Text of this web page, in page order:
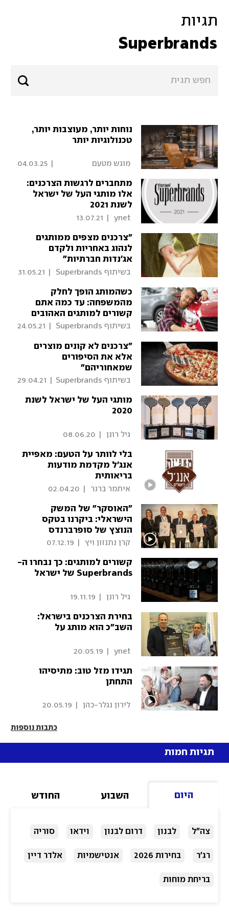
תגיות
Superbrands
נוחות יותר, מעוצבות יותר,
טכנולוגיות יותר
04.03.25
מתחברים לרגשות הצרכנים:
אלו מותגי העל של ישראל
לשנת 2021
13.07.21
"צרכנים מצפים ממותגים
לנהוג באחריות ולקדם
אג'נדות חברתיות"
בשיתוף Superbrands 31.05.21
כשהמותג הופך לחלק
מהמשפחה: עד כמה אתם
קשורים למותגים האהובים
עליכם?
בשיתוף Superbrands 24.05.21
"צרכנים לא קונים מוצרים
אלא את הסיפורים
שמאחוריהם"
בשיתוף Superbrands 29.04.21
מותגי העל של ישראל לשנת
2020
גיל רונן 08.06.20
בלי לוותר על הטעם: מאפיית
אנג'ל מקדמת מודעות
בריאותית
איתמר ברנר 02.04.20
"האוסקר" של המשק
הישראלי: ביקרנו בטקס
הנוצץ של סופרברנדס
קרן נתנזון ויץ 07.12.19
קשורים למותגים: כך נבחרו ה-
Superbrands של ישראל
גיל רונן 19.11.19
בחירת הצרכנים בישראל:
השב"כ הוא מותג על
20.05.19
תגידו מזל טוב: מתיסיהו
התחתן
לירון נגלר-כהן 20.05.19
כתבות נוספות
תגיות חמות
היום השבוע החודש
צה"ל לבנון דרום לבנון וידאו סוריה
רג'ר בחירות 2026 אנטישמיות אלדר דיין
בריחת מוחות